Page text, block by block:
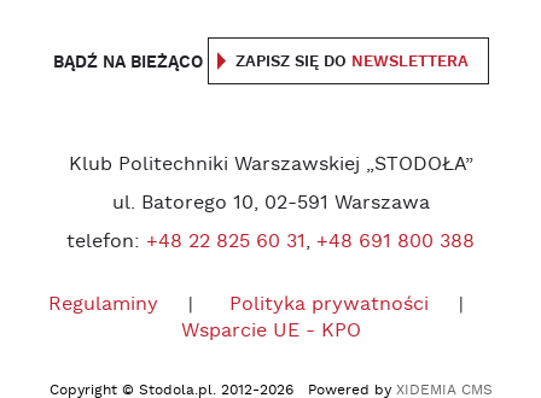
BĄDŹ NA BIEŻĄCO ZAPISZ SIĘ DO NEWSLETTERA
Klub Politechniki Warszawskiej „STODOŁA”
ul. Batorego 10, 02-591 Warszawa
telefon: +48 22 825 60 31, +48 691 800 388
Regulaminy
Polityka prywatności
Wsparcie UE - KPO
Copyright © Stodola.pl. 2012-2026 Powered by XIDEMIA CMS